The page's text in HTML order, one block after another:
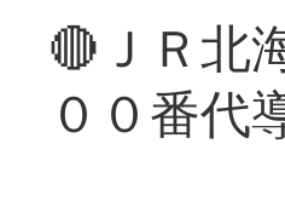
🔴ＪＲ北
００番代